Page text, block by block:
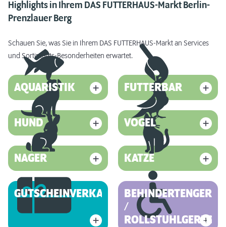
Highlights in Ihrem DAS FUTTERHAUS-Markt Berlin-
Prenzlauer Berg
Schauen Sie, was Sie in Ihrem DAS FUTTERHAUS-Markt an Services
und Sortiments-Besonderheiten erwartet.
AQUARISTIK FUTTERBAR
HUND VOGEL
NAGER KATZE
GUTSCHEINVERKAUF
/
ROLLSTUHLGERECHT